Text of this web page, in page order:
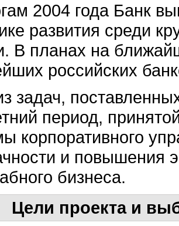
2004 года Банк
развития среди
В планах на
российских
задач,
период,
корпоративного
и повышения
бизнеса.
Цели проекта и